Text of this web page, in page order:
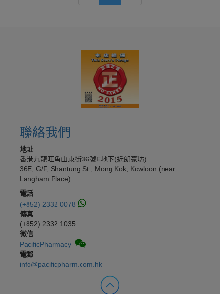
聯絡我們
地址
香港九龍旺角山東街36號E地下(近朗豪坊)
36E, G/F, Shantung St., Mong Kok, Kowloon (near
Langham Place)
電話
(+852) 2332 0078
傳真
(+852) 2332 1035
微信
PacificPharmacy
電郵
info@pacificpharm.com.hk